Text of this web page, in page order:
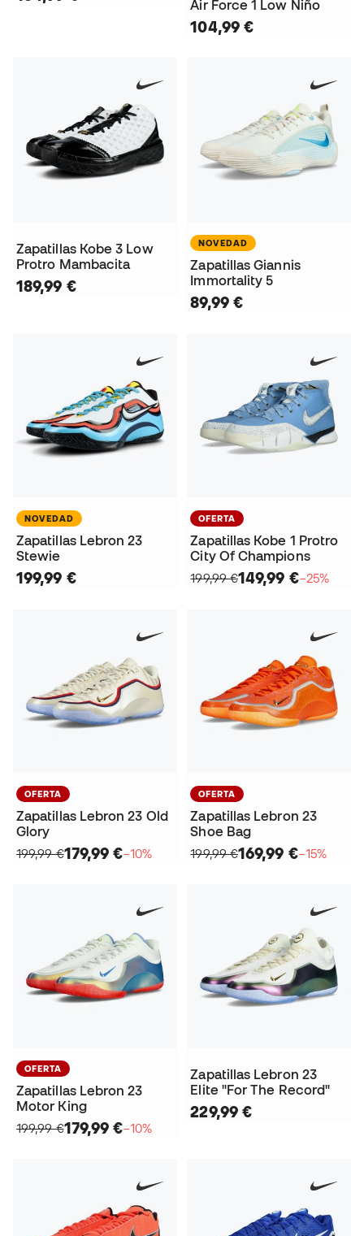
Air Force 1 Low Niño
104,99 €
Zapatillas Kobe 3 Low
Protro Mambacita
189,99 €
NOVEDAD
Zapatillas Giannis
Immortality 5
89,99 €
NOVEDAD
Zapatillas Lebron 23
Stewie
199,99 €
OFERTA
Zapatillas Kobe 1 Protro
City Of Champions
199,99 €149,99 €−25%
OFERTA
Zapatillas Lebron 23 Old
Glory
199,99 €179,99 €−10%
OFERTA
Zapatillas Lebron 23
Shoe Bag
199,99 €169,99 €−15%
OFERTA
Zapatillas Lebron 23
Motor King
199,99 €179,99 €−10%
Zapatillas Lebron 23
Elite "For The Record"
229,99 €